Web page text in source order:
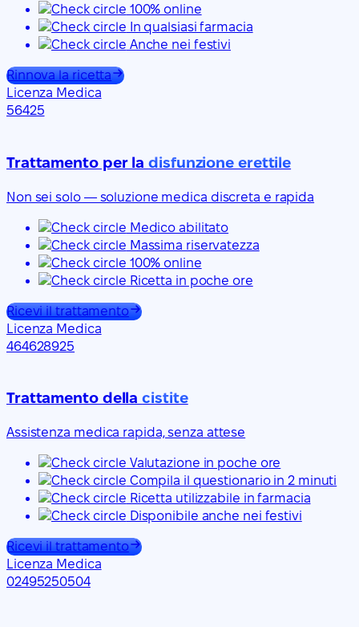
100% online
In qualsiasi farmacia
Anche nei festivi
Rinnova la ricetta
Licenza Medica
56425
Trattamento per ladisfunzione erettile
Non sei solo — soluzione medica discreta e rapida
Medico abilitato
Massima riservatezza
100% online
Ricetta in poche ore
Ricevi il trattamento
Licenza Medica
464628925
Trattamento dellacistite
Assistenza medica rapida, senza attese
Valutazione in poche ore
Compila il questionario in 2 minuti
Ricetta utilizzabile in farmacia
Disponibile anche nei festivi
Ricevi il trattamento
Licenza Medica
02495250504